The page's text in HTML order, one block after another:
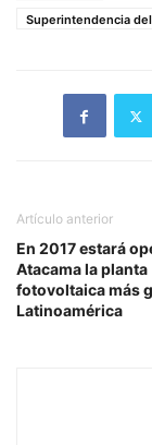
Superintendencia
Artículo anterior
En 2017 estará
Atacama la planta
fotovoltaica más
Latinoamérica